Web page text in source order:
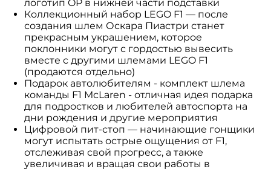
логотип OP в нижней части подставки
Коллекционный набор LEGO F1 — после
создания шлем Оскара Пиастри станет
прекрасным украшением, которое
поклонники могут с гордостью вывесить
вместе с другими шлемами LEGO F1
(продаются отдельно)
Подарок автолюбителям - комплект шлема
команды F1 McLaren - отличная идея подарка
для подростков и любителей автоспорта на
дни рождения и другие мероприятия
Цифровой пит-стоп — начинающие гонщики
могут испытать острые ощущения от F1,
отслеживая свой прогресс, а также
увеличивая и вращая свои работы в